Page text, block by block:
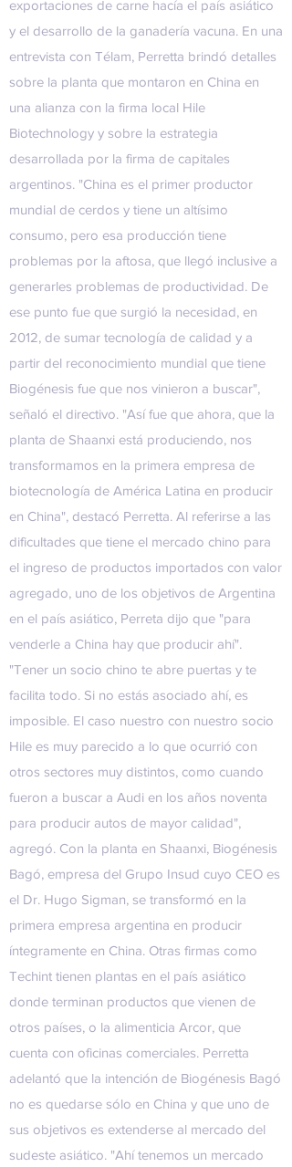
exportaciones de carne hacía el país asiático
y el desarrollo de la ganadería vacuna. En una
entrevista con Télam, Perretta brindó detalles
sobre la planta que montaron en China en
una alianza con la firma local Hile
Biotechnology y sobre la estrategia
desarrollada por la firma de capitales
argentinos. "China es el primer productor
mundial de cerdos y tiene un altísimo
consumo, pero esa producción tiene
problemas por la aftosa, que llegó inclusive a
generarles problemas de productividad. De
ese punto fue que surgió la necesidad, en
2012, de sumar tecnología de calidad y a
partir del reconocimiento mundial que tiene
Biogénesis fue que nos vinieron a buscar",
señaló el directivo. "Así fue que ahora, que la
planta de Shaanxi está produciendo, nos
transformamos en la primera empresa de
biotecnología de América Latina en producir
en China", destacó Perretta. Al referirse a las
dificultades que tiene el mercado chino para
el ingreso de productos importados con valor
agregado, uno de los objetivos de Argentina
en el país asiático, Perreta dijo que "para
venderle a China hay que producir ahí".
"Tener un socio chino te abre puertas y te
facilita todo. Si no estás asociado ahí, es
imposible. El caso nuestro con nuestro socio
Hile es muy parecido a lo que ocurrió con
otros sectores muy distintos, como cuando
fueron a buscar a Audi en los años noventa
para producir autos de mayor calidad",
agregó. Con la planta en Shaanxi, Biogénesis
Bagó, empresa del Grupo Insud cuyo CEO es
el Dr. Hugo Sigman, se transformó en la
primera empresa argentina en producir
íntegramente en China. Otras firmas como
Techint tienen plantas en el país asiático
donde terminan productos que vienen de
otros países, o la alimenticia Arcor, que
cuenta con oficinas comerciales. Perretta
adelantó que la intención de Biogénesis Bagó
no es quedarse sólo en China y que uno de
sus objetivos es extenderse al mercado del
sudeste asiático. "Ahí tenemos un mercado